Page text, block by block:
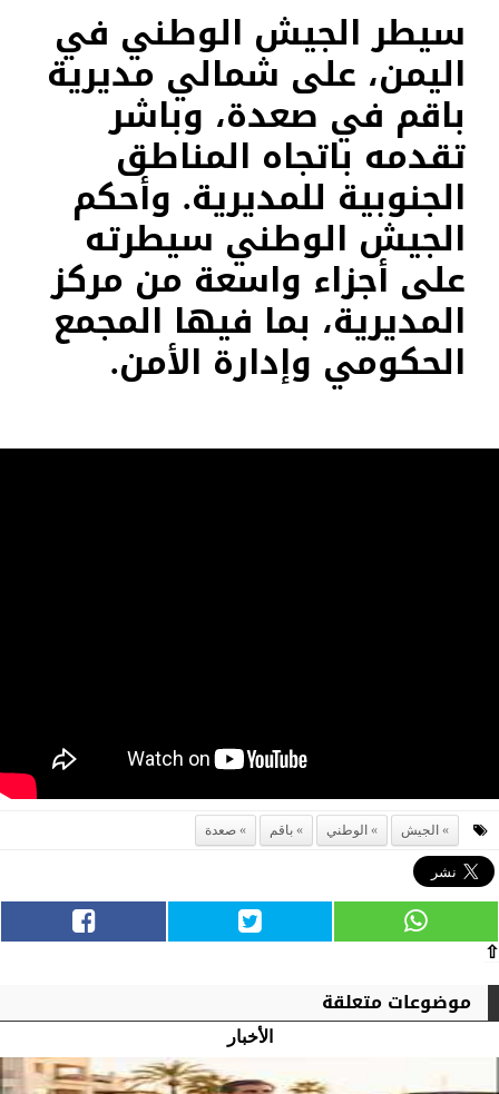
سيطر الجيش الوطني في
اليمن، على شمالي مديرية
باقم في صعدة، وباشر
تقدمه باتجاه المناطق
الجنوبية للمديرية. وأحكم
الجيش الوطني سيطرته
على أجزاء واسعة من مركز
المديرية، بما فيها المجمع
الحكومي وإدارة الأمن.
الجيش الوطني باقم صعدة
⇧
موضوعات متعلقة
الأخبار